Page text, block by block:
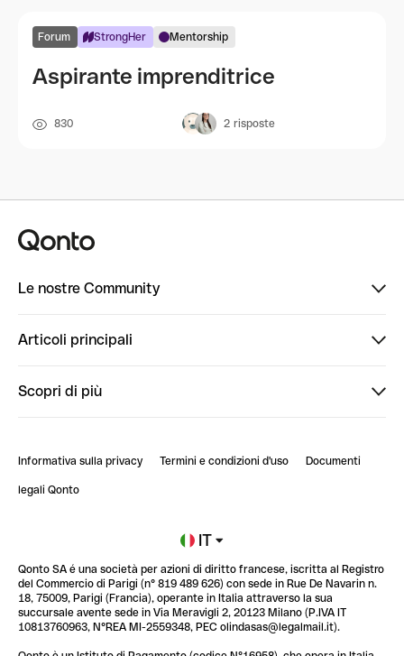
Forum StrongHer Mentorship
Aspirante imprenditrice
830 2 risposte
Le nostre Community
PowerUp
Articoli principali
StrongHer Mentorship | Notion: come organizzare...
Scopri di più
Blog
Glossario finanziario
Informativa sulla privacy Termini e condizioni d'uso Documenti
legali Qonto
IT
Qonto SA é una società per azioni di diritto francese, iscritta al Registro
del Commercio di Parigi (n° 819 489 626) con sede in Rue De Navarin n.
18, 75009, Parigi (Francia), operante in Italia attraverso la sua
succursale avente sede in Via Meravigli 2, 20123 Milano (P.IVA IT
10813760963, N°REA MI-2559348, PEC olindasas@legalmail.it).